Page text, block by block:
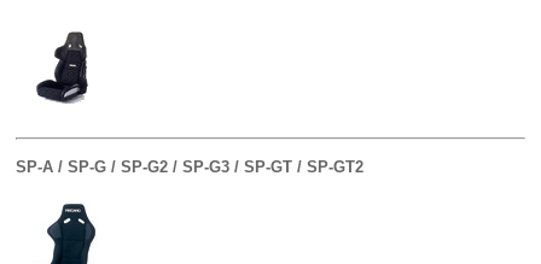
SP-A / SP-G / SP-G2 / SP-G3 / SP-GT / SP-GT2